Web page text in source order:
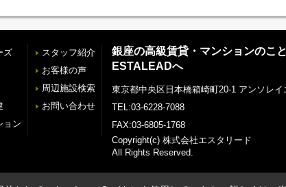
ズ
ョン
スタッフ紹介
お客様の声
周辺施設検索
お問い合わせ
銀座の高級賃貸・マンションのこ
ESTALEADへ
東京都中央区日本橋箱崎町20-1 アンソレ
TEL:03-6228-7088
FAX:03-6805-1768
Copyright(c) 株式会社エスタリード
All Rights Reserved.